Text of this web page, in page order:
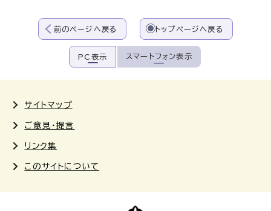
前のページへ戻る トップページへ戻る
PC表示 スマートフォン表示
サイトマップ
ご意見・提言
リンク集
このサイトについて